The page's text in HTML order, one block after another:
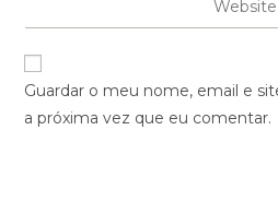
Guardar o meu nome, email e
a próxima vez que eu comentar.